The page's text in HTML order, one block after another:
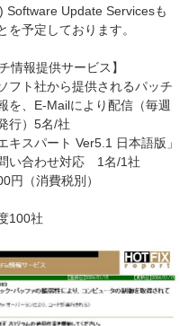
Software Update Servicesも
を予定しております。
情報提供サービス】
フト社から提供されるパッチ
を、E-Mailにより配信（毎週
行）5名/社
キスパート Ver5.1 日本語版」
い合わせ対応 1名/1社
円（消費税別）
100社